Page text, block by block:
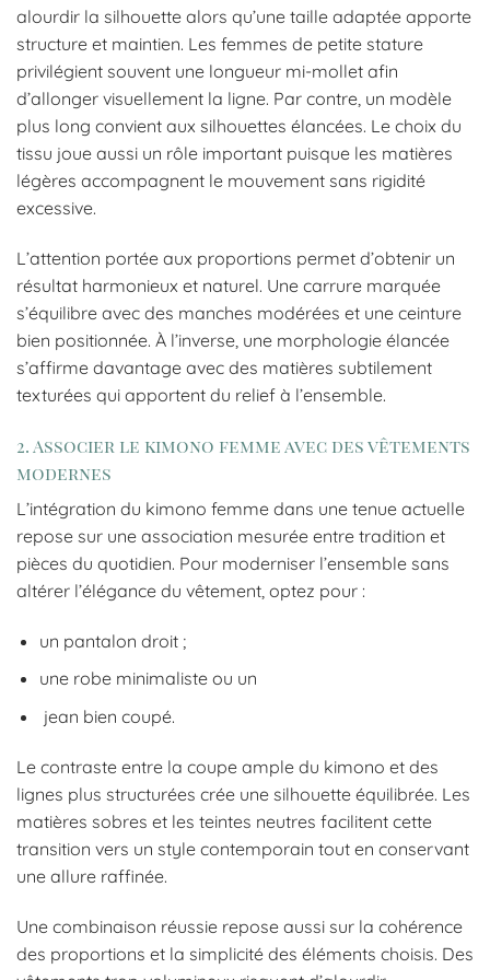
alourdir la silhouette alors qu’une taille adaptée apporte
structure et maintien. Les femmes de petite stature
privilégient souvent une longueur mi-mollet afin
d’allonger visuellement la ligne. Par contre, un modèle
plus long convient aux silhouettes élancées. Le choix du
tissu joue aussi un rôle important puisque les matières
légères accompagnent le mouvement sans rigidité
excessive.
L’attention portée aux proportions permet d’obtenir un
résultat harmonieux et naturel. Une carrure marquée
s’équilibre avec des manches modérées et une ceinture
bien positionnée. À l’inverse, une morphologie élancée
s’affirme davantage avec des matières subtilement
texturées qui apportent du relief à l’ensemble.
2. Associer le kimono femme avec des vêtements
modernes
L’intégration du kimono femme dans une tenue actuelle
repose sur une association mesurée entre tradition et
pièces du quotidien. Pour moderniser l’ensemble sans
altérer l’élégance du vêtement, optez pour :
un pantalon droit ;
une robe minimaliste ou un
jean bien coupé.
Le contraste entre la coupe ample du kimono et des
lignes plus structurées crée une silhouette équilibrée. Les
matières sobres et les teintes neutres facilitent cette
transition vers un style contemporain tout en conservant
une allure raffinée.
Une combinaison réussie repose aussi sur la cohérence
des proportions et la simplicité des éléments choisis. Des